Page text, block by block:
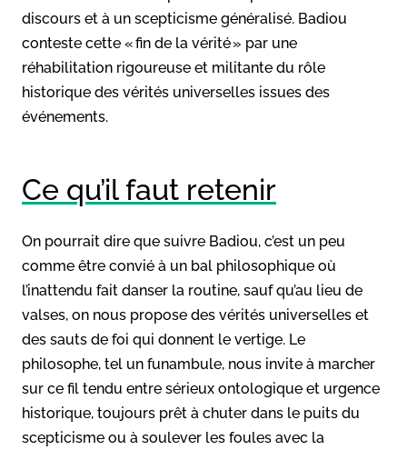
discours et à un scepticisme généralisé. Badiou
conteste cette « fin de la vérité » par une
réhabilitation rigoureuse et militante du rôle
historique des vérités universelles issues des
événements.
Ce qu’il faut retenir
On pourrait dire que suivre Badiou, c’est un peu
comme être convié à un bal philosophique où
l’inattendu fait danser la routine, sauf qu’au lieu de
valses, on nous propose des vérités universelles et
des sauts de foi qui donnent le vertige. Le
philosophe, tel un funambule, nous invite à marcher
sur ce fil tendu entre sérieux ontologique et urgence
historique, toujours prêt à chuter dans le puits du
scepticisme ou à soulever les foules avec la